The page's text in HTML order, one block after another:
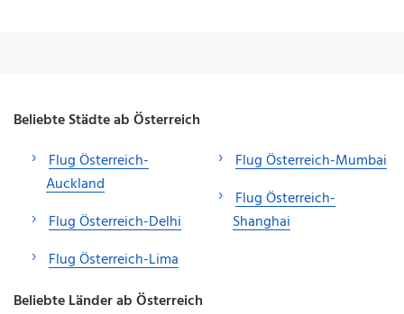
Beliebte Städte ab Österreich
Flug Österreich-
Auckland
Flug Österreich-Delhi
Flug Österreich-Lima
Flug Österreich-Mumbai
Flug Österreich-
Shanghai
Beliebte Länder ab Österreich